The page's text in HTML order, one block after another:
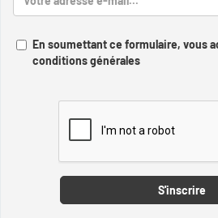
En soumettant ce formulaire, vous
conditions générales
S'inscrire